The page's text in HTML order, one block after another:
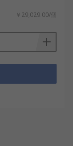
￥29,029.00/個